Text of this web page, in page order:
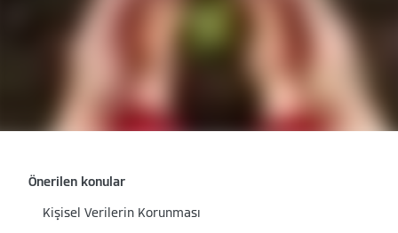
Önerilen konular
Kişisel Verilerin Korunması